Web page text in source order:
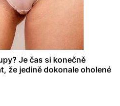
Je čas si konečně
že jedině dokonale oholené